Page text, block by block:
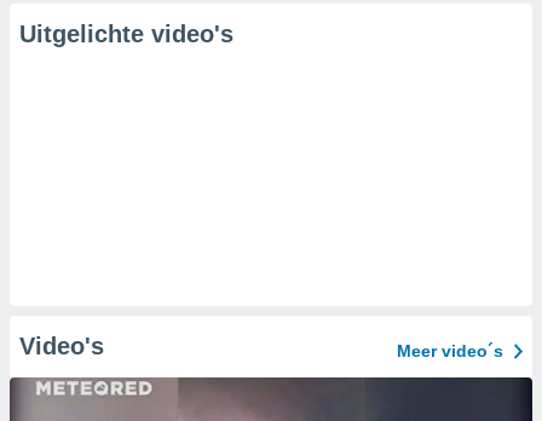
Uitgelichte video's
Video's Meer video´s